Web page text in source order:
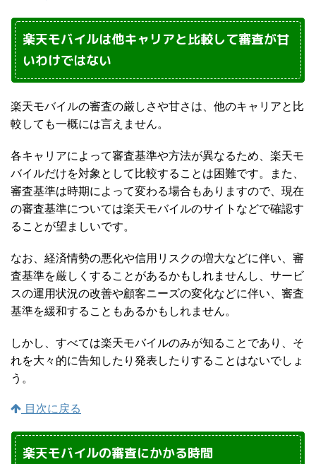
楽天モバイルは他キャリアと比較して審査が甘
いわけではない
楽天モバイルの審査の厳しさや甘さは、他のキャリアと比
較しても一概には言えません。
各キャリアによって審査基準や方法が異なるため、楽天モ
バイルだけを対象として比較することは困難です。また、
審査基準は時期によって変わる場合もありますので、現在
の審査基準については楽天モバイルのサイトなどで確認す
ることが望ましいです。
なお、経済情勢の悪化や信用リスクの増大などに伴い、審
査基準を厳しくすることがあるかもしれませんし、サービ
スの運用状況の改善や顧客ニーズの変化などに伴い、審査
基準を緩和することもあるかもしれません。
しかし、すべては楽天モバイルのみが知ることであり、そ
れを大々的に告知したり発表したりすることはないでしょ
う。
目次に戻る
楽天モバイルの審査にかかる時間